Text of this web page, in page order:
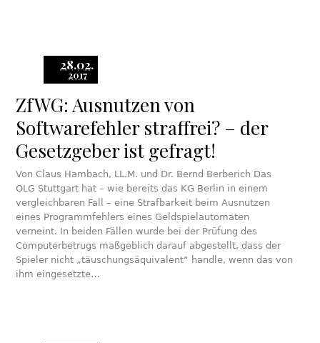
28.02.
2017
ZfWG: Ausnutzen von
Softwarefehler straffrei? – der
Gesetzgeber ist gefragt!
Von Claus Hambach, LL.M. und Dr. Bernd Berberich Das
OLG Stuttgart hat – wie bereits das KG Berlin in einem
vergleichbaren Fall – eine Strafbarkeit beim Ausnutzen
eines Programmfehlers eines Geldspielautomaten
verneint. In beiden Fällen wurde bei der Prüfung des
Computerbetrugs maßgeblich darauf abgestellt, dass der
Spieler nicht „täuschungsäquivalent“ handle, wenn das von
ihm eingesetzte…